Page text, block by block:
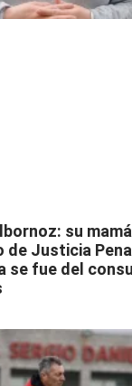
su
Justicia
se fue del